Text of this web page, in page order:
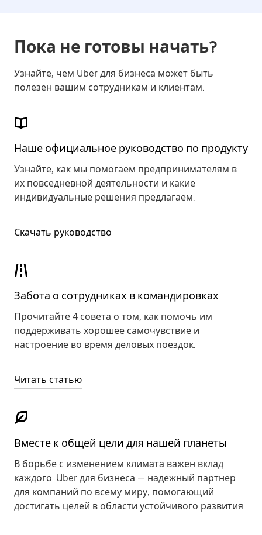
Пока не готовы начать?
Узнайте, чем Uber для бизнеса может быть
полезен вашим сотрудникам и клиентам.
Наше официальное руководство по продукту
Узнайте, как мы помогаем предпринимателям в
их повседневной деятельности и какие
индивидуальные решения предлагаем.
Скачать руководство
Забота о сотрудниках в командировках
Прочитайте 4 совета о том, как помочь им
поддерживать хорошее самочувствие и
настроение во время деловых поездок.
Читать статью
Вместе к общей цели для нашей планеты
В борьбе с изменением климата важен вклад
каждого. Uber для бизнеса — надежный партнер
для компаний по всему миру, помогающий
достигать целей в области устойчивого развития.